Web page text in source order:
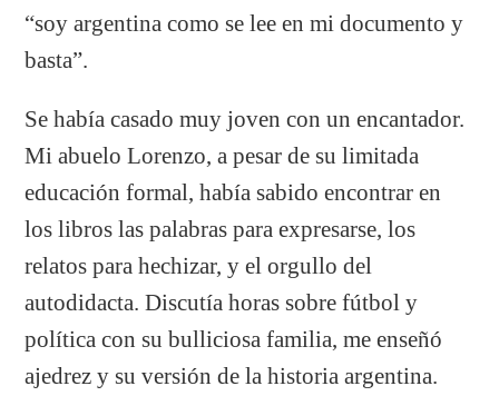
“soy argentina como se lee en mi documento y
basta”.
Se había casado muy joven con un encantador.
Mi abuelo Lorenzo, a pesar de su limitada
educación formal, había sabido encontrar en
los libros las palabras para expresarse, los
relatos para hechizar, y el orgullo del
autodidacta. Discutía horas sobre fútbol y
política con su bulliciosa familia, me enseñó
ajedrez y su versión de la historia argentina.